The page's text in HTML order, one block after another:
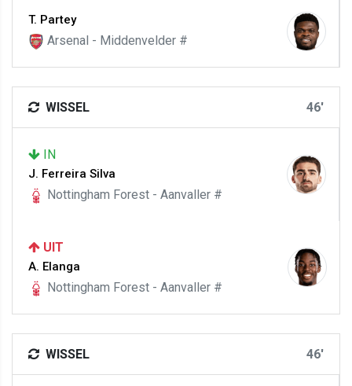
T. Partey
Arsenal - Middenvelder #
WISSEL 46'
IN
J. Ferreira Silva
Nottingham Forest - Aanvaller #
UIT
A. Elanga
Nottingham Forest - Aanvaller #
WISSEL 46'